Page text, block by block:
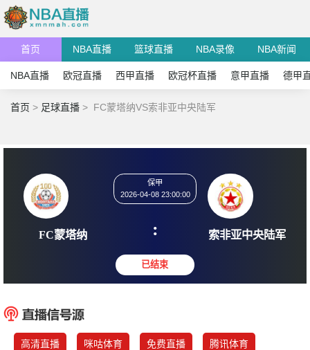
首页 NBA直播 篮球直播 NBA录像 NBA新闻
NBA直播 欧冠直播 西甲直播 欧冠杯直播 意甲直播 德甲
首页 > 足球直播 > FC蒙塔纳VS索非亚中央陆军
FC蒙塔纳
2026-04-08 23:00:00
: 索非亚
高清直播 咪咕体育 免费直播 腾讯体育